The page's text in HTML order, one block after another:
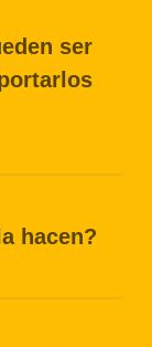
ser
hacen?